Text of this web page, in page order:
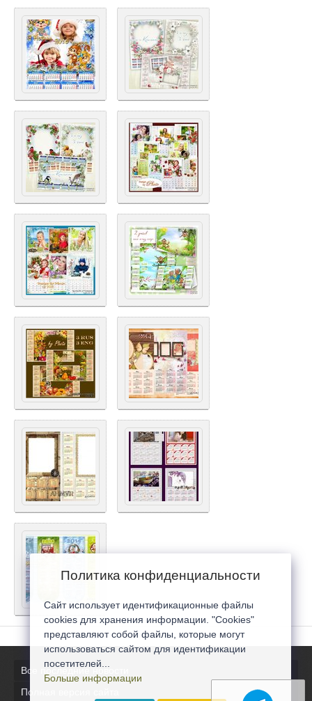
Все последние новости
Полная версия сайта
Политика конфиденциальности
Сайт использует идентификационные файлы
cookies для хранения информации. "Cookies"
представляют собой файлы, которые могут
использоваться сайтом для идентификации
посетителей...
Больше информации